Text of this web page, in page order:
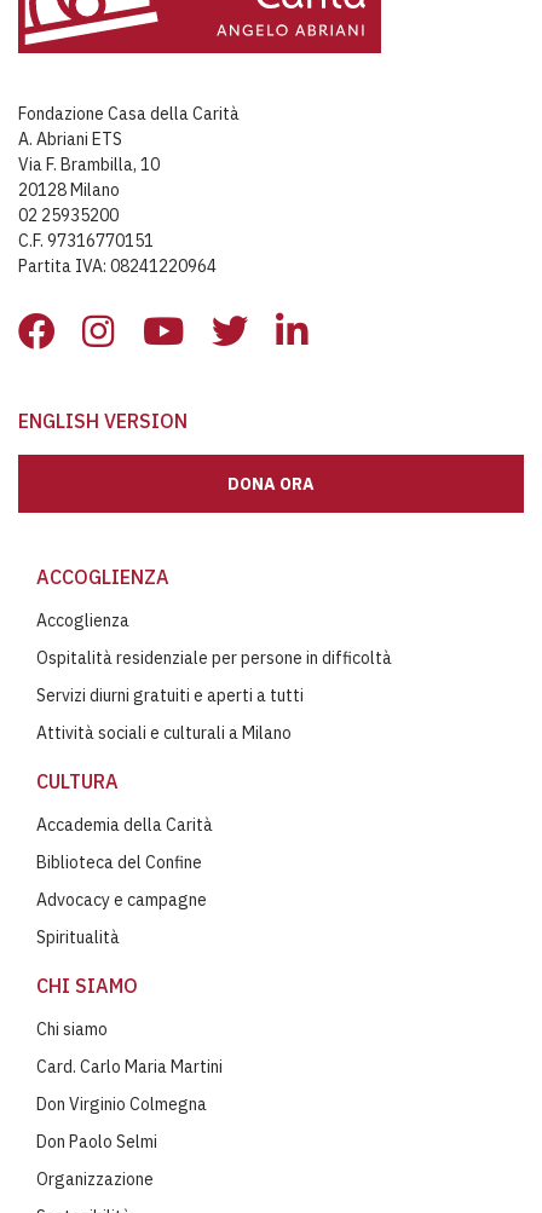
Fondazione Casa della Carità
A. Abriani ETS
Via F. Brambilla, 10
20128 Milano
02 25935200
C.F. 97316770151
Partita IVA: 08241220964
ENGLISH VERSION
DONA ORA
ACCOGLIENZA
Accoglienza
Ospitalità residenziale per persone in difficoltà
Servizi diurni gratuiti e aperti a tutti
Attività sociali e culturali a Milano
CULTURA
Accademia della Carità
Biblioteca del Confine
Advocacy e campagne
Spiritualità
CHI SIAMO
Chi siamo
Card. Carlo Maria Martini
Don Virginio Colmegna
Don Paolo Selmi
Organizzazione